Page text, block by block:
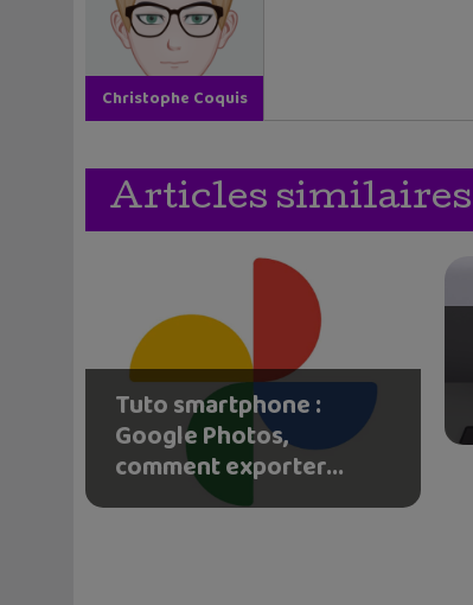
Christophe Coquis
Articles similaires
Tuto smartphone :
Google Photos,
comment exporter...